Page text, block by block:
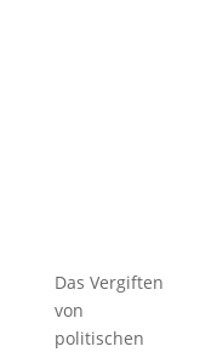
Das Vergiften
von
politischen